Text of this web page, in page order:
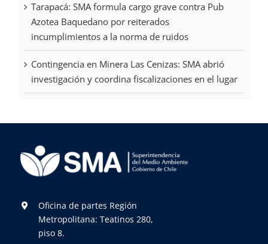
Tarapacá: SMA formula cargo grave contra Pub
Azotea Baquedano por reiterados
incumplimientos a la norma de ruidos
Contingencia en Minera Las Cenizas: SMA abrió
investigación y coordina fiscalizaciones en el lugar
Oficina de partes Región
Metropolitana: Teatinos 280,
piso 8.